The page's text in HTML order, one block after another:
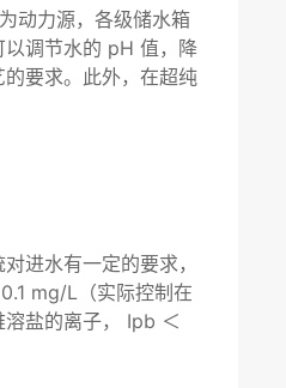
动力源，各级储水箱
以调节水的 pH 值，降
要求。此外，在超纯
进水有一定的要求，
mg/L（实际控制在
盐的离子， Ipb ＜